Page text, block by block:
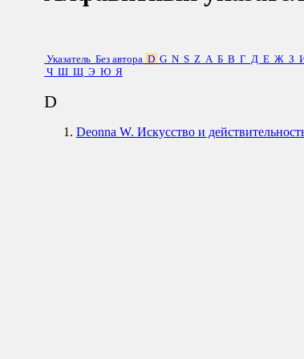
Указатель Без автора D G N S Z А Б В Г Д Е Ж З
Ч Ш Щ Э Ю Я
D
Deonna W. Искусство и